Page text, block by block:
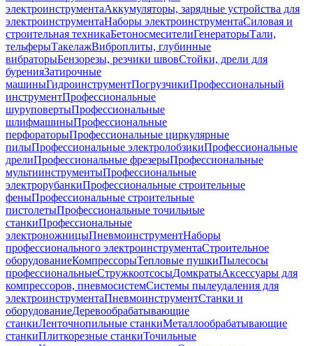
электроинструментаАккумуляторы, зарядные устройства для
электроинструментаНаборы электроинструментаСиловая и
строительная техникаБетоносмесителиГенераторыТали,
тельферыТакелажВиброплиты, глубинные
вибраторыБензорезы, резчики швовСтойки, дрели для
буренияЗатирочные
машиныГидроинструментПогрузчикиПрофессиональный
инструментПрофессиональные
шуруповертыПрофессиональные
шлифмашиныПрофессиональные
перфораторыПрофессиональные циркулярные
пилыПрофессиональные электролобзикиПрофессиональные
дрелиПрофессиональные фрезерыПрофессиональные
мультиинструментыПрофессиональные
электрорубанкиПрофессиональные строительные
феныПрофессиональные строительные
пистолетыПрофессиональные точильные
станкиПрофессиональные
электроножницыПневмоинструментНаборы
профессионального электроинструментаСтроительное
оборудованиеКомпрессорыТепловые пушкиПылесосы
профессиональныеСтружкоотсосыДомкратыАксессуары для
компрессоров, пневмосистемСистемы пылеудаления для
электроинструментаПневмоинструментСтанки и
оборудованиеДеревообрабатывающие
станкиЛенточнопильные станкиМеталлообрабатывающие
станкиПлиткорезные станкиТочильные